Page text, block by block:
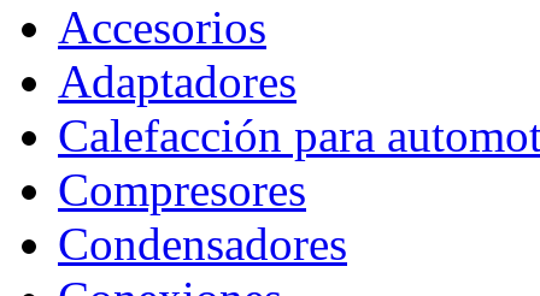
Accesorios
Adaptadores
Calefacción para
Compresores
Condensadores